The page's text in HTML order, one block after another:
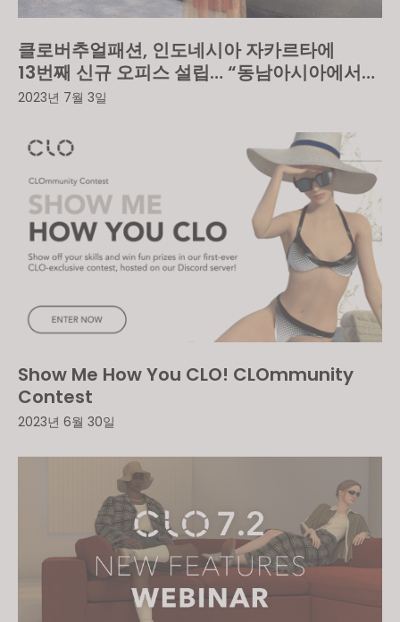
클로버추얼패션, 인도네시아 자카르타에
13번째 신규 오피스 설립… “동남아시아에서의
급속한 성장을 뒷받침할 예정”
2023년 7월 3일
Show Me How You CLO! CLOmmunity
Contest
2023년 6월 30일